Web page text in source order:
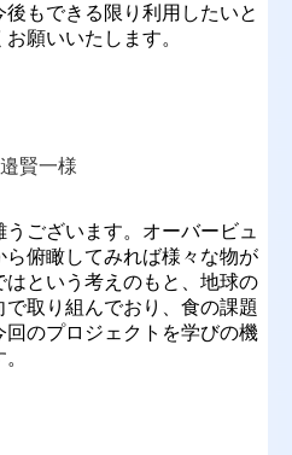
もできる限り利用したいと
願いいたします。
賢一様
ございます。オーバービュ
俯瞰してみれば様々な物が
という考えのもと、地球の
取り組んでおり、食の課題
のプロジェクトを学びの機